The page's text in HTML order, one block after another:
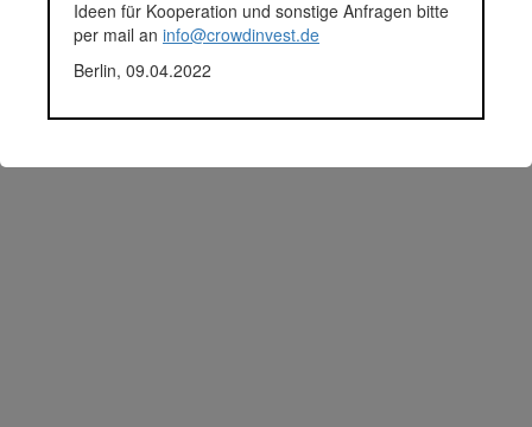
Datenschutz
Ideen für Kooperation und sonstige Anfragen bitte
per mail an info@crowdinvest.de
Berlin, 09.04.2022